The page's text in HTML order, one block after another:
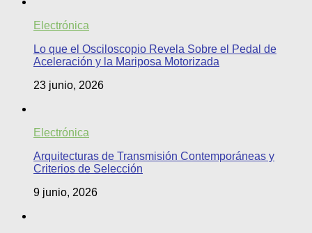
Electrónica
Lo que el Osciloscopio Revela Sobre el Pedal de
Aceleración y la Mariposa Motorizada
23 junio, 2026
Electrónica
Arquitecturas de Transmisión Contemporáneas y
Criterios de Selección
9 junio, 2026